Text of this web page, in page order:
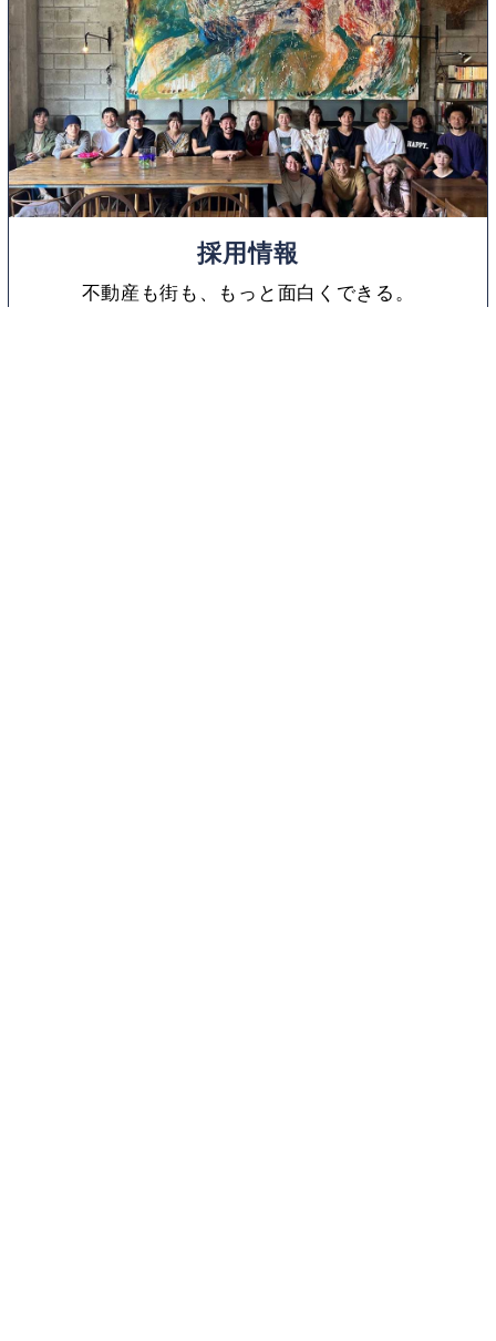
採用情報
不動産も街も、もっと面白くできる。